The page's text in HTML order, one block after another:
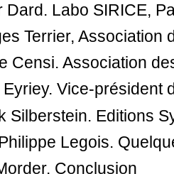
Dard. Labo SIRICE,
Terrier, Association
Censi. Association
Vice-président
Silberstein. Editions
Legois.
Conclusion